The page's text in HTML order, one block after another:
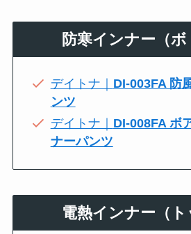
防寒インナー（ボ
デイトナ｜ DI-003FA 防
ンツ
デイトナ｜ DI-008FA ボ
ナーパンツ
電熱インナー（ト